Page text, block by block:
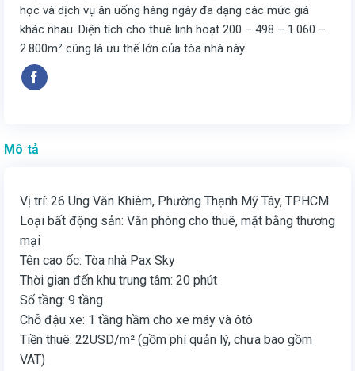
học và dịch vụ ăn uống hàng ngày đa dạng các mức giá
khác nhau. Diện tích cho thuê linh hoạt 200 – 498 – 1.060 –
2.800m² cũng là ưu thế lớn của tòa nhà này.
Mô tả
Vị trí: 26 Ung Văn Khiêm, Phường Thạnh Mỹ Tây, TP.HCM
Loại bất động sản: Văn phòng cho thuê, mặt bằng thương
mại
Tên cao ốc: Tòa nhà Pax Sky
Thời gian đến khu trung tâm: 20 phút
Số tầng: 9 tầng
Chỗ đậu xe: 1 tầng hầm cho xe máy và ôtô
Tiền thuê: 22USD/m² (gồm phí quản lý, chưa bao gồm
VAT)